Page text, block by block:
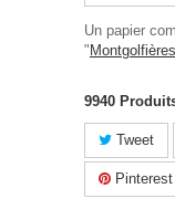
Un papier
"
9940
Tweet
Pinterest